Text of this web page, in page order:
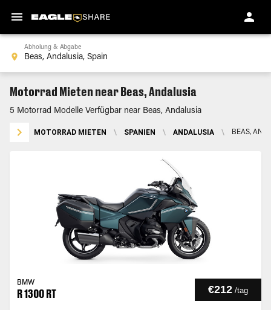
Abholung & Abgabe
Motorrad Mieten near Beas, Andalusia
5 Motorrad Modelle Verfügbar near Beas, Andalusia
MOTORRAD MIETEN \ SPANIEN \ ANDALUSIA \ BEAS,
BMW
R 1300 RT €212 /tag